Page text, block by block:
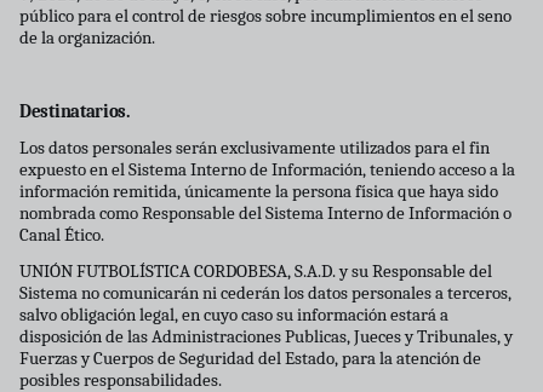
público para el control de riesgos sobre incumplimientos en el seno
de la organización.
Destinatarios.
Los datos personales serán exclusivamente utilizados para el fin
expuesto en el Sistema Interno de Información, teniendo acceso a la
información remitida, únicamente la persona fı́sica que haya sido
nombrada como Responsable del Sistema Interno de Información o
Canal Ético.
UNIÓN FUTBOLÍSTICA CORDOBESA, S.A.D. y su Responsable del
Sistema no comunicarán ni cederán los datos personales a terceros,
salvo obligación legal, en cuyo caso su información estará a
disposición de las Administraciones Publicas, Jueces y Tribunales, y
Fuerzas y Cuerpos de Seguridad del Estado, para la atención de
posibles responsabilidades.